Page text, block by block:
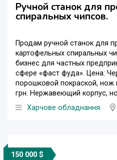
Ручной станок для
спиральных чипсов.
Продам ручной станок для
картофельных спиральных
бизнес для частных
сфере «фаст фуда». Цена:
порошковой покраской,
грн. Нержавеющий корпус,
Харчове обладнання
150 000 $